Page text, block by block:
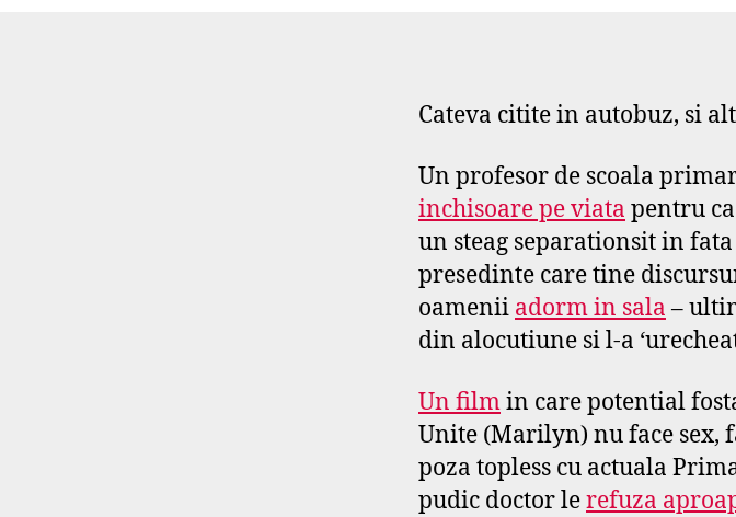
Cateva citite in autobuz, si
Un profesor de scoala
inchisoare pe viata pentru
un steag separationsit in
presedinte care tine
oamenii adorm in sala–
din alocutiune si l-a
Un filmin care potential
Unite (Marilyn) nu face sex,
poza topless cu actuala
pudic doctor lerefuza